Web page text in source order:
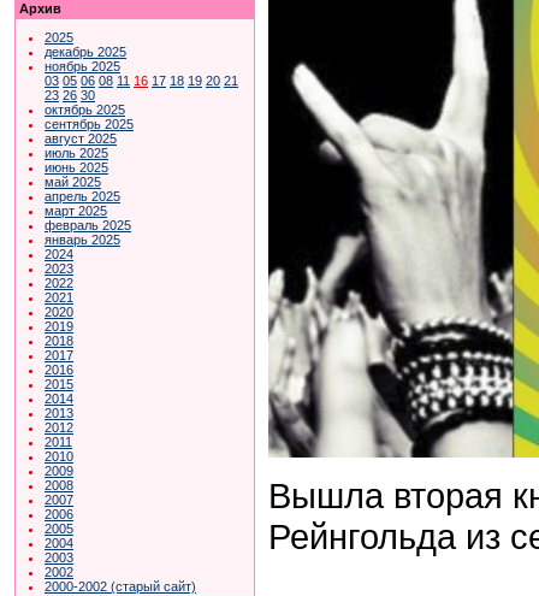
Архив
2025
декабрь 2025
ноябрь 2025
03 05 06 08 11 16 17 18 19 20 21
23 26 30
октябрь 2025
сентябрь 2025
август 2025
июль 2025
июнь 2025
май 2025
апрель 2025
март 2025
февраль 2025
январь 2025
2024
2023
2022
2021
2020
2019
2018
2017
2016
2015
2014
2013
2012
2011
2010
2009
2008
2007
2006
2005
2004
2003
2002
2000-2002 (старый сайт)
Вышла вторая
Рейнгольда из